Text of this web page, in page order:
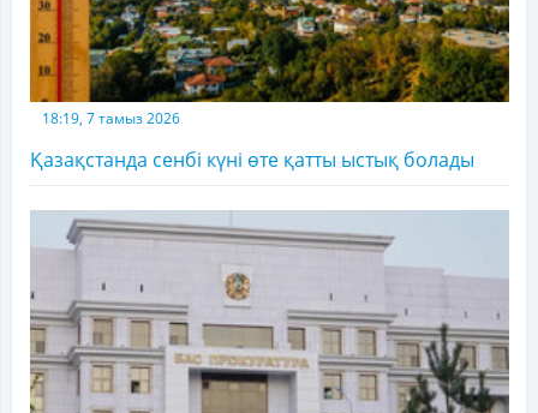
18:19, 7 тамыз 2026
Қазақстанда сенбі күні өте қатты ыстық болады